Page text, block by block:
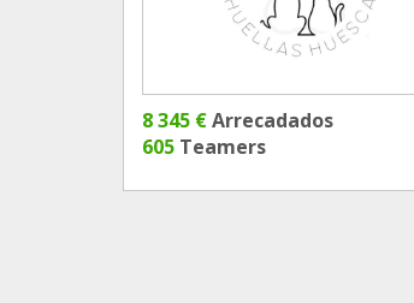
8 345 €Arrecadados
605 Teamers